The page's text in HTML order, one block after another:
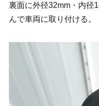
裏面に外径32mm・内径
んで車両に取り付ける。